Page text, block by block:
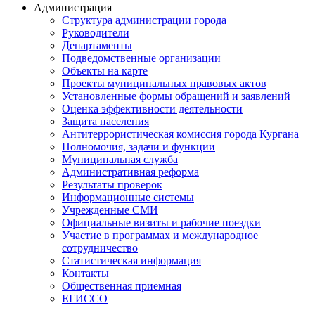
Администрация
Структура администрации города
Руководители
Департаменты
Подведомственные организации
Объекты на карте
Проекты муниципальных правовых актов
Установленные формы обращений и заявлений
Оценка эффективности деятельности
Защита населения
Антитеррористическая комиссия города Кургана
Полномочия, задачи и функции
Муниципальная служба
Административная реформа
Результаты проверок
Информационные системы
Учрежденные СМИ
Официальные визиты и рабочие поездки
Участие в программах и международное
сотрудничество
Статистическая информация
Контакты
Общественная приемная
ЕГИССО